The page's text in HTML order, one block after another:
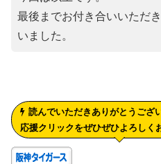
最後までお付き合いいただ
いました。
読んでいただきありがとうござ
応援クリックをぜひぜひよろしく